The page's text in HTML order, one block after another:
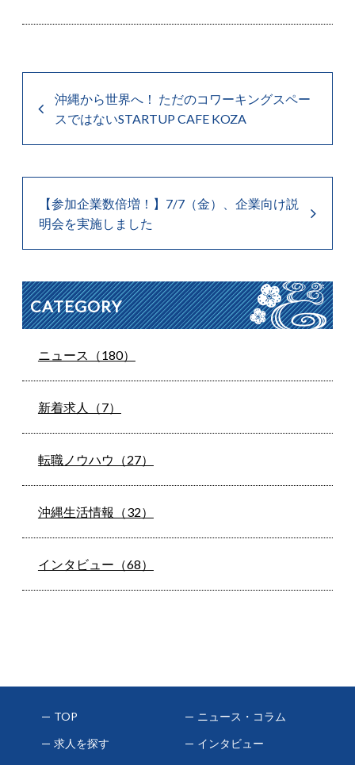
沖縄から世界へ！ ただのコワーキングスペー
スではないSTARTUP CAFE KOZA
【参加企業数倍増！】7/7（金）、企業向け説
明会を実施しました
CATEGORY
ニュース（180）
新着求人（7）
転職ノウハウ（27）
沖縄生活情報（32）
インタビュー（68）
TOP
求人を探す
ニュース・コラム
インタビュー